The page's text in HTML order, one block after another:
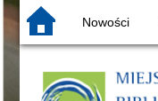
Nowości